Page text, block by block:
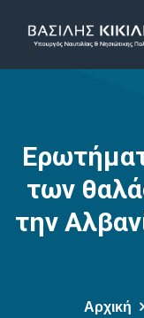
των
την
Αρχική